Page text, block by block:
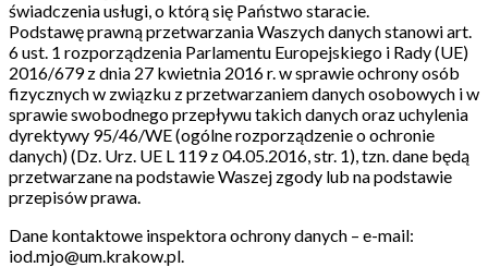
świadczenia usługi, o którą się Państwo staracie.
Podstawę prawną przetwarzania Waszych danych stanowi art.
6 ust. 1 rozporządzenia Parlamentu Europejskiego i Rady (UE)
2016/679 z dnia 27 kwietnia 2016 r. w sprawie ochrony osób
fizycznych w związku z przetwarzaniem danych osobowych i w
sprawie swobodnego przepływu takich danych oraz uchylenia
dyrektywy 95/46/WE (ogólne rozporządzenie o ochronie
danych) (Dz. Urz. UE L 119 z 04.05.2016, str. 1), tzn. dane będą
przetwarzane na podstawie Waszej zgody lub na podstawie
przepisów prawa.
Dane kontaktowe inspektora ochrony danych – e-mail:
iod.mjo@um.krakow.pl.